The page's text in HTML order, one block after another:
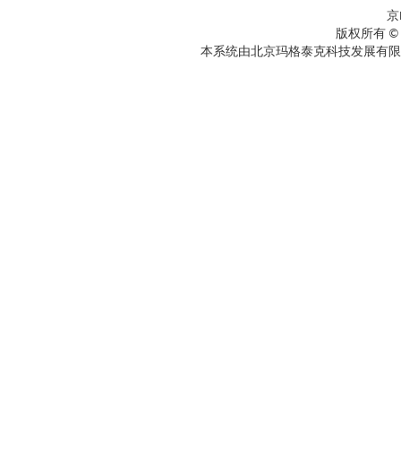
京
版权所有 ©
本系统由北京玛格泰克科技发展有